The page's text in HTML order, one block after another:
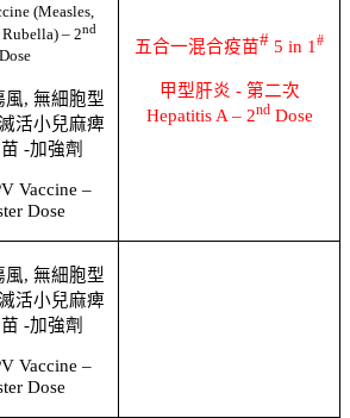
(Measles,
– 2nd
Dose
風, 無細胞型
活小兒麻痺
-加強劑
Vaccine –
Dose
五合一混合疫苗# 5 in 1#
甲型肝炎 - 第二次
Hepatitis A – 2ndDose
風, 無細胞型
活小兒麻痺
-加強劑
Vaccine –
Dose